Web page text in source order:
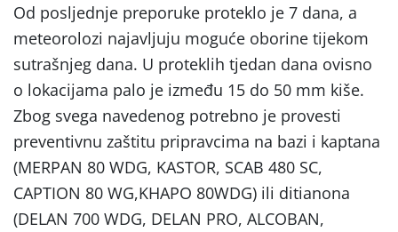
Od posljednje preporuke proteklo je 7 dana, a
meteorolozi najavljuju moguće oborine tijekom
sutrašnjeg dana. U proteklih tjedan dana ovisno
o lokacijama palo je između 15 do 50 mm kiše.
Zbog svega navedenog potrebno je provesti
preventivnu zaštitu pripravcima na bazi i kaptana
(MERPAN 80 WDG, KASTOR, SCAB 480 SC,
CAPTION 80 WG,KHAPO 80WDG) ili ditianona
(DELAN 700 WDG, DELAN PRO, ALCOBAN,